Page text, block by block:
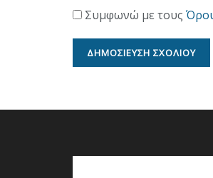
Συμφωνώ με τους